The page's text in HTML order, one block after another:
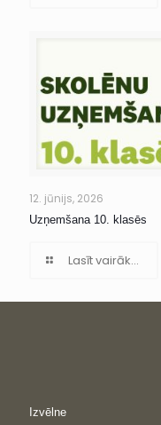
12. jūnijs, 2026
Uzņemšana 10. klasēs
Lasīt vairāk...
Izvēlne